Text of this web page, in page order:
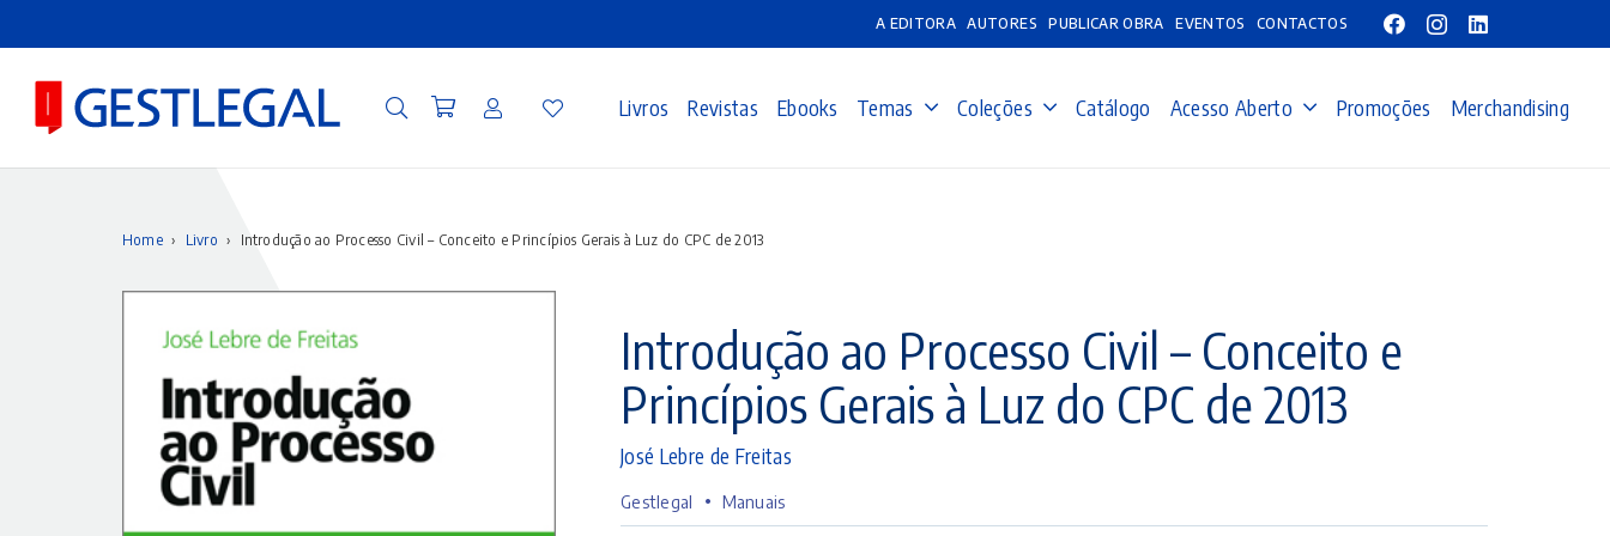
A EDITORA AUTORES PUBLICAR OBRA EVENTOS CONTACTOS
Livros Revistas Ebooks Temas Coleções Catálogo Acesso Aberto Promoções Merchandising
Home › Livro › Introdução ao Processo Civil – Conceito e Princípios Gerais à Luz do CPC de 2013
Introdução ao Processo Civil – Conceito e
Princípios Gerais à Luz do CPC de 2013
José Lebre de Freitas
Gestlegal • Manuais